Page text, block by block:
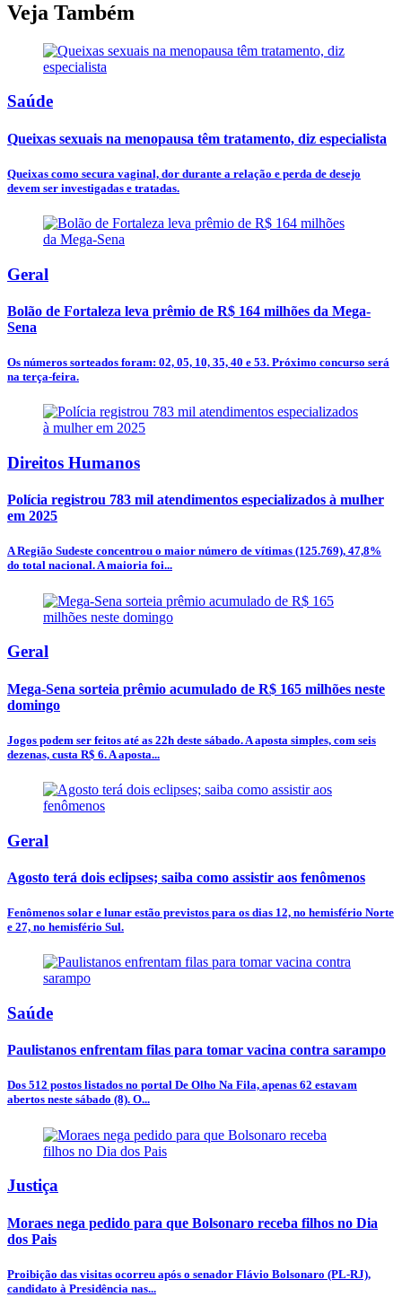
Veja Também
Saúde
Queixas sexuais na menopausa têm tratamento, diz especialista
Queixas como secura vaginal, dor durante a relação e perda de desejo
devem ser investigadas e tratadas.
Geral
Bolão de Fortaleza leva prêmio de R$ 164 milhões da Mega-
Sena
Os números sorteados foram: 02, 05, 10, 35, 40 e 53. Próximo concurso será
na terça-feira.
Direitos Humanos
Polícia registrou 783 mil atendimentos especializados à mulher
em 2025
A Região Sudeste concentrou o maior número de vítimas (125.769), 47,8%
do total nacional. A maioria foi...
Geral
Mega-Sena sorteia prêmio acumulado de R$ 165 milhões neste
domingo
Jogos podem ser feitos até as 22h deste sábado. A aposta simples, com seis
dezenas, custa R$ 6. A aposta...
Geral
Agosto terá dois eclipses; saiba como assistir aos fenômenos
Fenômenos solar e lunar estão previstos para os dias 12, no hemisfério Norte
e 27, no hemisfério Sul.
Saúde
Paulistanos enfrentam filas para tomar vacina contra sarampo
Dos 512 postos listados no portal De Olho Na Fila, apenas 62 estavam
abertos neste sábado (8). O...
Justiça
Moraes nega pedido para que Bolsonaro receba filhos no Dia
dos Pais
Proibição das visitas ocorreu após o senador Flávio Bolsonaro (PL-RJ),
candidato à Presidência nas...